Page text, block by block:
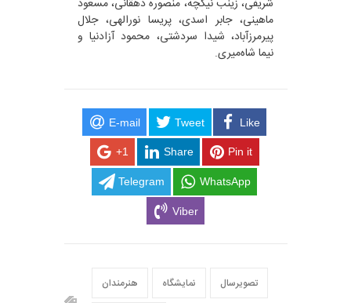
شریفی، زینب نیکچه، منصوره دهقانی، مسعود
ماهینی، جابر اسدی، پریسا نورالهی، جلال
پیرمرزآباد، شیدا سردشتی، محمود آزادنیا و
نیما شاه‌میری.
E-mail Tweet Like
+1 Share Pin it
Telegram WhatsApp
Viber
هنرمندان نمایشگاه تصویرسال